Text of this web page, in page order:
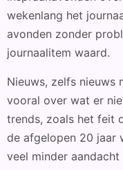
wekenlang het
avonden zonder
journaalitem waard.
Nieuws, zelfs nieuws
vooral over wat er
trends, zoals het feit
de afgelopen 20 jaar
veel minder